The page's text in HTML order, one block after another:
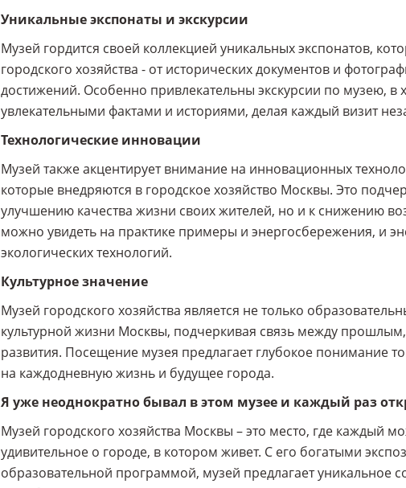
Уникальные экспонаты и экскурсии
Музей гордится своей коллекцией уникальных экспонатов,
городского хозяйства - от исторических документов и
достижений. Особенно привлекательны экскурсии по музею, в
увлекательными фактами и историями, делая каждый визит
Технологические инновации
Музей также акцентирует внимание на инновационных
которые внедряются в городское хозяйство Москвы. Это
улучшению качества жизни своих жителей, но и к снижению
можно увидеть на практике примеры и энергосбережения, и
экологических технологий.
Культурное значение
Музей городского хозяйства является не только
культурной жизни Москвы, подчеркивая связь между
развития. Посещение музея предлагает глубокое понимание
на каждодневную жизнь и будущее города.
Я уже неоднократно бывал в этом музее и каждый раз
Музей городского хозяйства Москвы – это место, где каждый
удивительное о городе, в котором живет. С его богатыми
образовательной программой, музей предлагает уникальное